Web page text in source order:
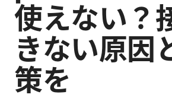
使えない？
きない原因
策を